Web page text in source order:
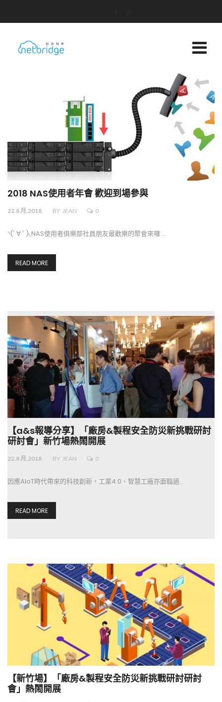
2018 NAS使用者年會 歡迎到場參與
22.8 月.2018 BY JEAN 0
◝(ﾟ∀ ﾟ)◟NAS使用者俱樂部社員朋友最歡樂的聚會來囉 …
READ MORE
【a&s報導分享】「廠房&製程安全防災新挑戰研討
研討會」新竹場熱鬧開展
22.8 月.2018 BY JEAN 0
因應AIoT時代帶來的科技創新，工業4.0、智慧工廠亦面臨過…
READ MORE
【新竹場】「廠房&製程安全防災新挑戰研討研討
會」熱鬧開展